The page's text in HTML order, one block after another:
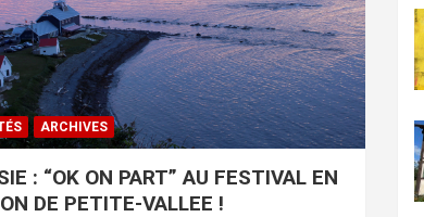
ARCHIVES
: “OK ON PART” AU FESTIVAL EN
DE PETITE-VALLEE !